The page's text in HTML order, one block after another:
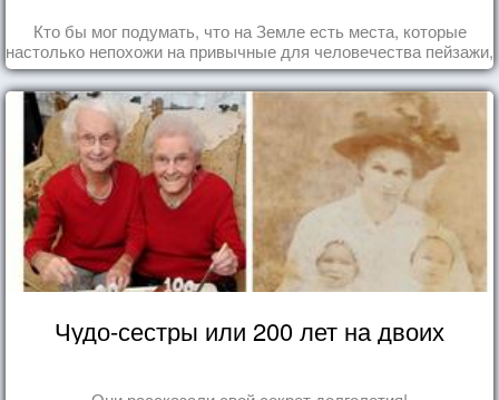
Кто бы мог подумать, что на Земле есть места, которые
настолько непохожи на привычные для человечества пейзажи,
что кажутся и вовсе инопланетными!
Чудо-сестры или 200 лет на двоих